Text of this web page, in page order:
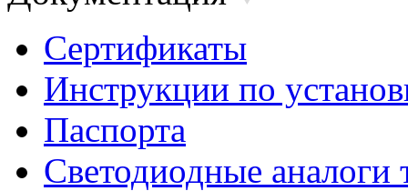
Сертификаты
Инструкции по
Паспорта
Светодиодные аналоги